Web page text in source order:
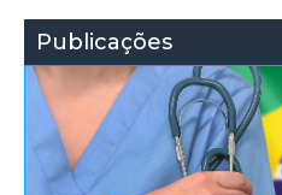
Publicações